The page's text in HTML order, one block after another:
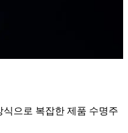
으로 복잡한 제품 수명주